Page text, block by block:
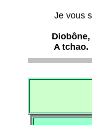
Je vous
A tchao.